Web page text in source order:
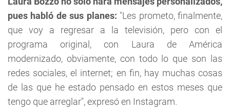
pues habló de sus planes: "Les prometo, finalmente,
que voy a regresar a la televisión, pero con el
programa original, con Laura de América
modernizado, obviamente, con todo lo que son las
redes sociales, el internet; en fin, hay muchas cosas
de las que he estado pensado en estos meses que
tengo que arreglar", expresó en Instagram.